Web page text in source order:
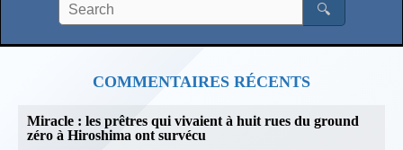
🔍
COMMENTAIRES RÉCENTS
Miracle : les prêtres qui vivaient à huit rues du ground
zéro à Hiroshima ont survécu